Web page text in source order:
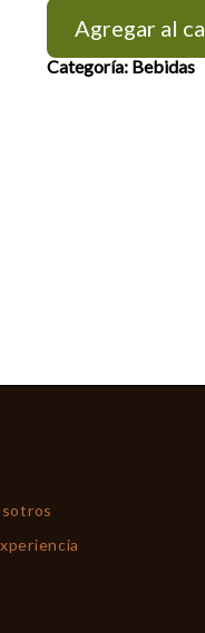
Agregar al
Categoría: Bebidas